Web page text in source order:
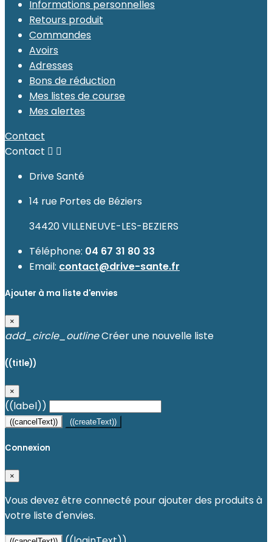
Informations personnelles
Retours produit
Commandes
Avoirs
Adresses
Bons de réduction
Mes listes de course
Mes alertes
Contact
Contact  
Drive Santé
14 rue Portes de Béziers
34420 VILLENEUVE-LES-BEZIERS
Téléphone: 04 67 31 80 33
Email: contact@drive-sante.fr
Ajouter à ma liste d'envies
×
add_circle_outlineCréer une nouvelle liste
((title))
×
((label))
((cancelText)) ((createText))
Connexion
×
Vous devez être connecté pour ajouter des produits à
votre liste d'envies.